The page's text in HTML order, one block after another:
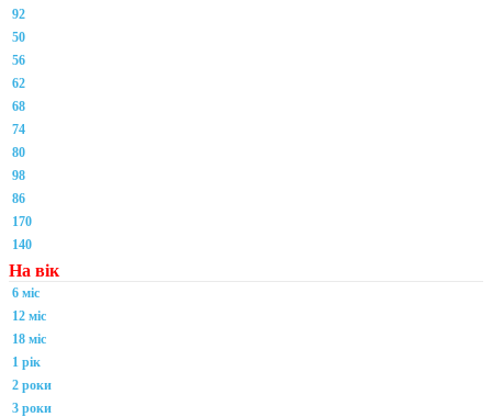
92
50
56
62
68
74
80
98
86
170
140
На вік
6 міс
12 міс
18 міс
1 рік
2 роки
3 роки